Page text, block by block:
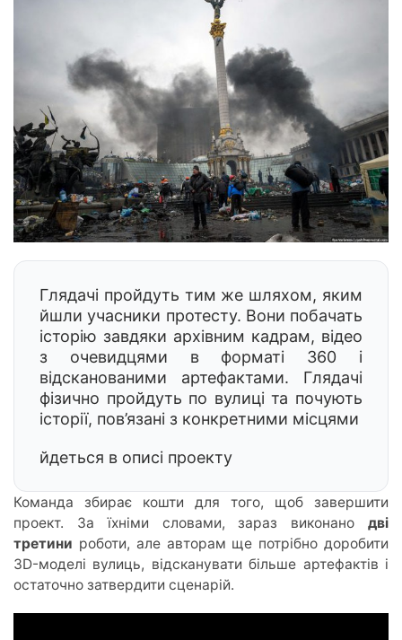
Глядачі пройдуть тим же шляхом, яким
йшли учасники протесту. Вони побачать
історію завдяки архівним кадрам, відео
з очевидцями в форматі 360 і
відсканованими артефактами. Глядачі
фізично пройдуть по вулиці та почують
історії, пов’язані з конкретними місцями
йдеться в описі проекту
Команда збирає кошти для того, щоб завершити
проект. За їхніми словами, зараз виконано дві
третини роботи, але авторам ще потрібно доробити
3D-моделі вулиць, відсканувати більше артефактів і
остаточно затвердити сценарій.